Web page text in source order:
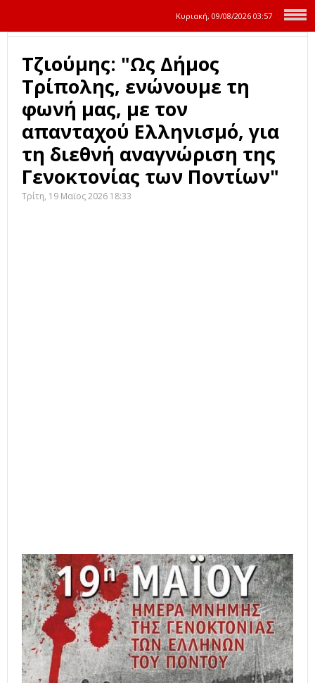
Κυριακή, 09/08/2026 03:57
Τζιούμης: "Ως Δήμος
Τρίπολης, ενώνουμε τη
φωνή μας, με τον
απανταχού Ελληνισμό, για
τη διεθνή αναγνώριση της
Γενοκτονίας των Ποντίων"
Τρίτη, 19 Μαϊος 2026 18:33